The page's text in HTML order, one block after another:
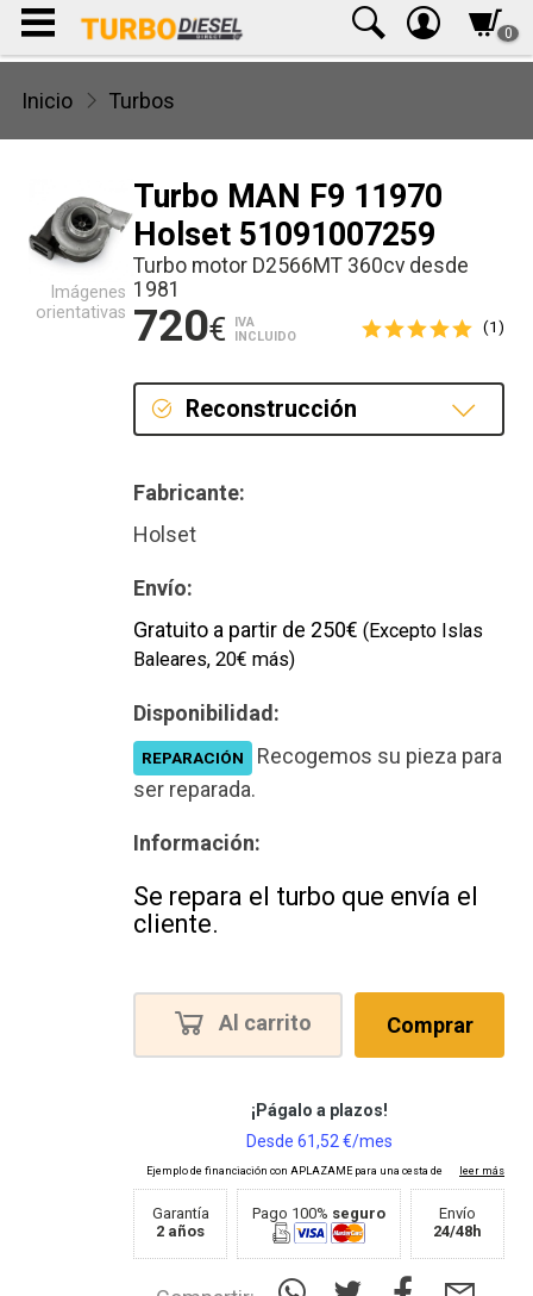
0
Inicio Turbos
Turbo MAN F9 11970
Holset 51091007259
Turbo motor D2566MT 360cv desde
1981
720€
IVA
INCLUIDO
(1)
Reconstrucción
Fabricante:
Holset
Envío:
Gratuito a partir de 250€ (Excepto Islas
Baleares, 20€ más)
Disponibilidad:
REPARACIÓN
Recogemos su pieza para
ser reparada.
Información:
Se repara el turbo que envía el
cliente.
Al carrito Comprar
Garantía
2 años
Pago 100% seguro
Envío
24/48h
Imágenes
orientativas